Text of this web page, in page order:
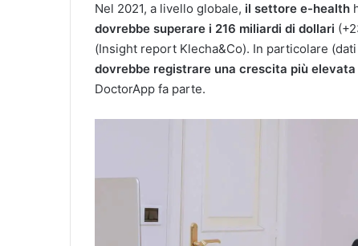
Nel 2021, a livello globale, il settore e-health
dovrebbe superare i 216 miliardi di dollari
(Insight report Klecha&Co). In particolare
dovrebbe registrare una crescita più
DoctorApp fa parte.